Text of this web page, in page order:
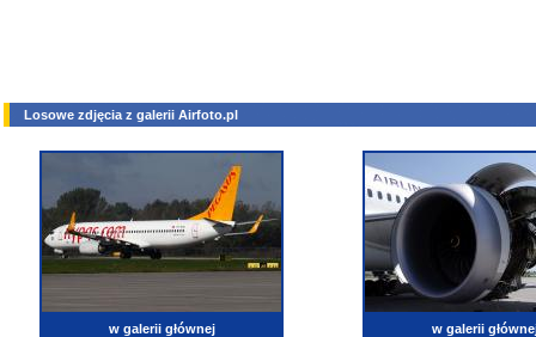
Losowe zdjęcia z galerii Airfoto.pl
w galerii głównej w galerii